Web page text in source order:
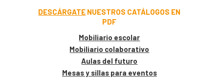
DESCÁRGATE NUESTROS CATÁLOGOS EN
PDF
Mobiliario escolar
Mobiliario colaborativo
Aulas del futuro
Mesas y sillas para eventos